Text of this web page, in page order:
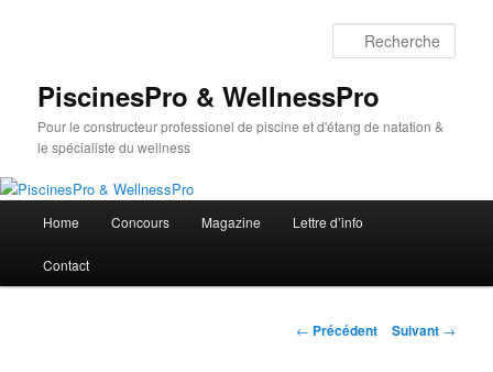
PiscinesPro & WellnessPro
Pour le constructeur professionel de piscine et d'étang de natation &
le spécialiste du wellness
principal
Home Concours Magazine Lettre d’info
Contact
Navigation
← Précédent Suivant →